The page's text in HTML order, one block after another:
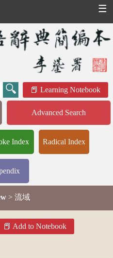
☰
Learning Notebook
Advanced Search
Index Radical Index
> 流域
Add to Notebook